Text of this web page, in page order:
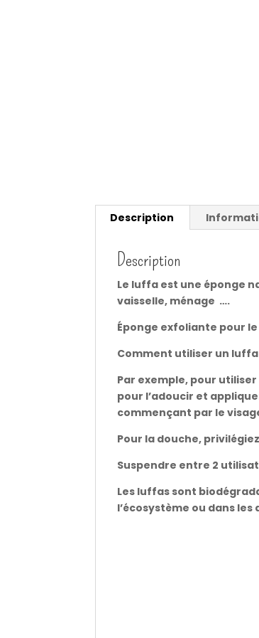
Description
Description
Le luffa est une éponge
vaisselle, ménage ….
Éponge exfoliante pour
Comment utiliser un
Par exemple, pour
pour l’adoucir et
commençant par le
Pour la douche,
Suspendre entre 2
Les luffas sont
l’écosystème ou dans les